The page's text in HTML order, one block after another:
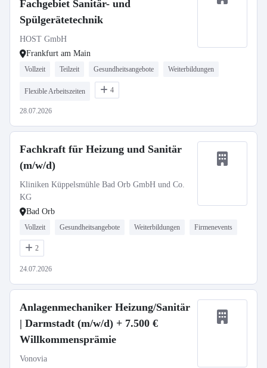
Fachgebiet Sanitär- und
Spülgerätetechnik
HOST GmbH
Frankfurt am Main
Vollzeit Teilzeit Gesundheitsangebote Weiterbildungen
Flexible Arbeitszeiten 4
28.07.2026
Fachkraft für Heizung und Sanitär
(m/w/d)
Kliniken Küppelsmühle Bad Orb GmbH und Co.
KG
Bad Orb
Vollzeit Gesundheitsangebote Weiterbildungen Firmenevents
2
24.07.2026
Anlagenmechaniker Heizung/Sanitär
| Darmstadt (m/w/d) + 7.500 €
Willkommensprämie
Vonovia